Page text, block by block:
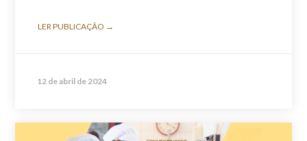
LER PUBLICAÇÃO →
12 de abril de 2024